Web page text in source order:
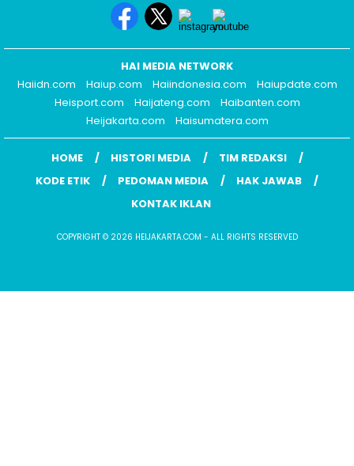
HAI MEDIA NETWORK
Haiidn.com
Haiup.com Haiindonesia.com
Haiupdate.com
Heisport.com
Haijateng.com
Haibanten.com
Heijakarta.com
Haisumatera.com
HOME HISTORI MEDIA
TIM REDAKSI
KODE ETIK
PEDOMAN MEDIA
HAK JAWAB
KONTAK IKLAN
COPYRIGHT © 2026 HEIJAKARTA.COM - ALL RIGHTS RESERVED